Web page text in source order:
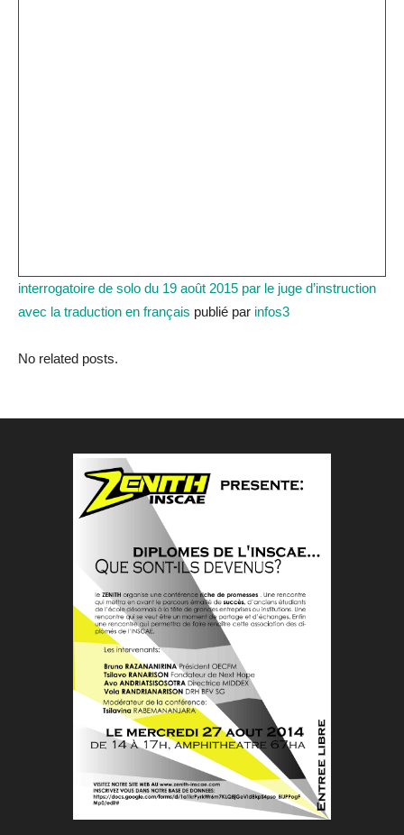
interrogatoire de solo du 19 août 2015 par le juge d’instruction
avec la traduction en français publié par infos3
No related posts.